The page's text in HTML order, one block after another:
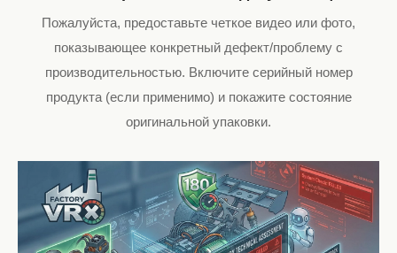
Пожалуйста, предоставьте четкое видео или фото,
показывающее конкретный дефект/проблему с
производительностью. Включите серийный номер
продукта (если применимо) и покажите состояние
оригинальной упаковки.